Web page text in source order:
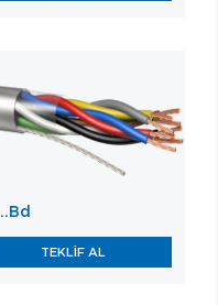
TEKLİF AL